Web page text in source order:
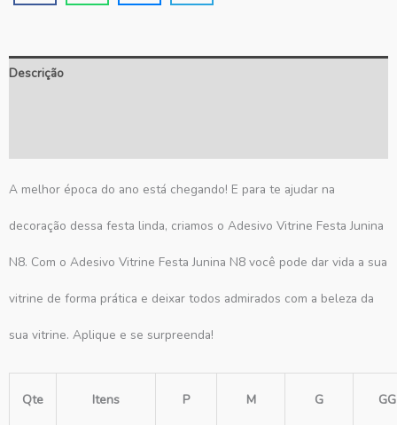
Descrição
A melhor época do ano está chegando! E para te ajudar na
decoração dessa festa linda, criamos o Adesivo Vitrine Festa Junina
N8. Com o Adesivo Vitrine Festa Junina N8 você pode dar vida a sua
vitrine de forma prática e deixar todos admirados com a beleza da
sua vitrine. Aplique e se surpreenda!
Qte Itens P M G GG